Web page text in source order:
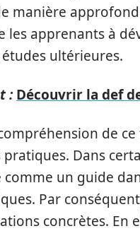
manière
les apprenants à
ultérieures.
: Découvrir la def
de
pratiques. Dans
un guide
Par
concrètes. En